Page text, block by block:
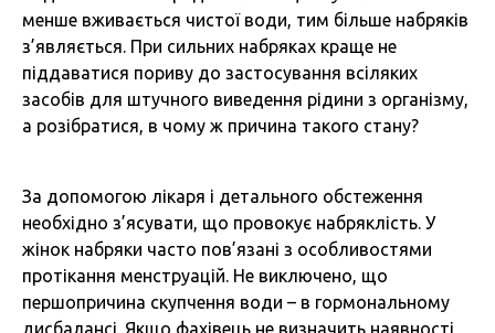
менше вживається чистої води, тим більше набряків
з’являється. При сильних набряках краще не
піддаватися пориву до застосування всіляких
засобів для штучного виведення рідини з організму,
а розібратися, в чому ж причина такого стану?
За допомогою лікаря і детального обстеження
необхідно з’ясувати, що провокує набряклість. У
жінок набряки часто пов’язані з особливостями
протікання менструацій. Не виключено, що
першопричина скупчення води – в гормональному
дисбалансі. Якщо фахівець не визначить наявності